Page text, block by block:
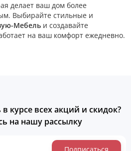
делает ваш дом более
Выбирайте стильные и
Мебель и создавайте
на ваш комфорт ежедневно.
курсе всех акций и скидок?
на нашу рассылку